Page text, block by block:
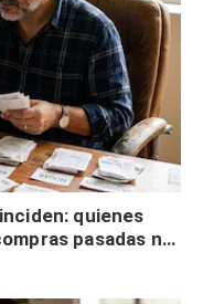
quienes
pasadas no
necesidad de